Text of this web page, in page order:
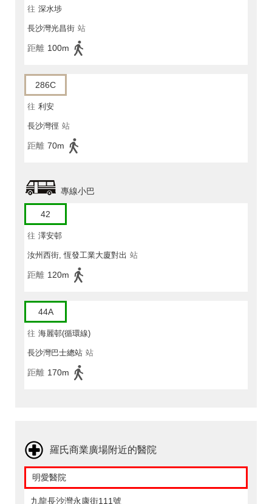
往 深水埗
長沙灣光昌街 站
距離 100m
286C
往 利安
長沙灣徑 站
距離 70m
專線小巴
42
往 澤安邨
汝州西街, 恆發工業大廈對出 站
距離 120m
44A
往 海麗邨(循環線)
長沙灣巴士總站 站
距離 170m
羅氏商業廣場附近的醫院
明愛醫院
九龍長沙灣永康街111號